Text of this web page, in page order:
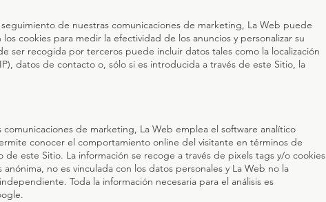
de nuestras comunicaciones de marketing, La Web puede
cookies para medir la efectividad de los anuncios y personalizar su
ser recogida por terceros puede incluir datos tales como la localización
datos de contacto o, sólo si es introducida a través de este Sitio, la
comunicaciones de marketing, La Web emplea el software analítico
conocer el comportamiento online del visitante en términos de
de este Sitio. La información se recoge a través de pixels tags y/o cookies
no es vinculada con los datos personales y La Web no la
Toda la información necesaria para el análisis es